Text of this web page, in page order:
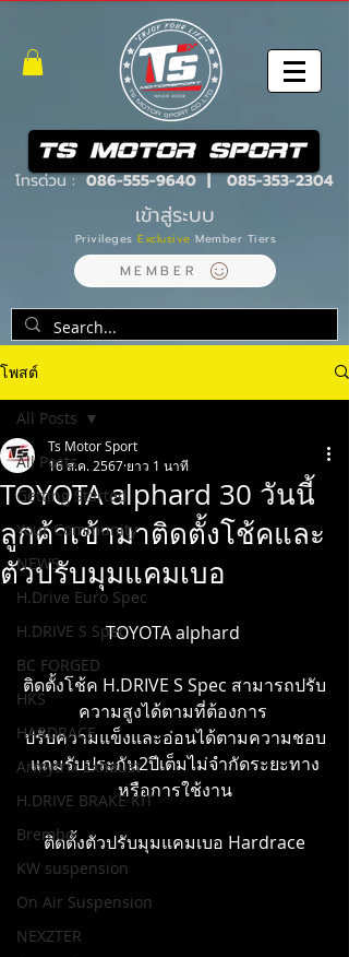
โทรด่วน : 086-555-9640|085-353-2304
เข้าสู่ระบบ
PrivilegesExclusive Member Tiers
MEMBER
โพสต์
All Posts
Getting Started
Your Community
NEWS
H.Drive Euro Spec
H.DRIVE S Spec
BC FORGED
HKS
HARDRACE
Armytrix Exhaust
H.DRIVE BRAKE KIT
Brembo
KW suspension
On Air Suspension
NEXZTER
All Posts
TOYOTA alphard 30 วันนี้
ลูกค้าเข้ามาติดตั้งโช้คและ
ตัวปรับมุมแคมเบอ
Ts Motor Sport
16 ส.ค. 2567 ยาว 1 นาที
TOYOTA alphard
ติดตั้งโช้ค H.DRIVE S Spec สามารถปรับ
ความสูงได้ตามที่ต้องการ
ปรับความแข็งและอ่อนได้ตามความชอบ
แถมรับประกัน2ปีเต็มไม่จำกัดระยะทาง
หรือการใช้งาน
ติดตั้งตัวปรับมุมแคมเบอ Hardrace